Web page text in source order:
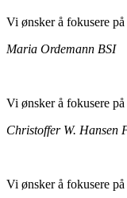
Vi ønsker å fokusere på
Maria Ordemann BSI
Vi ønsker å fokusere på
Christoffer W. Hansen
Vi ønsker å fokusere på